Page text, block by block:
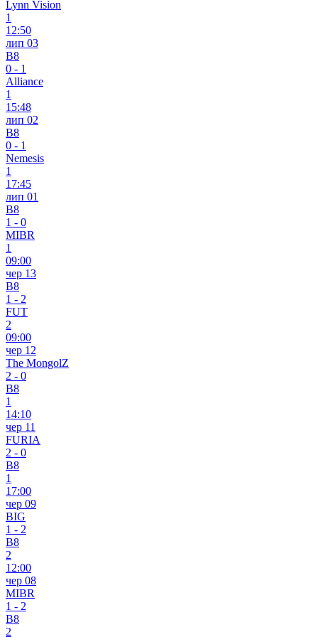
Lynn Vision
1
12:50
лип 03
B8
0 - 1
Alliance
1
15:48
лип 02
B8
0 - 1
Nemesis
1
17:45
лип 01
B8
1 - 0
MIBR
1
09:00
чер 13
B8
1 - 2
FUT
2
09:00
чер 12
The MongolZ
2 - 0
B8
1
14:10
чер 11
FURIA
2 - 0
B8
1
17:00
чер 09
BIG
1 - 2
B8
2
12:00
чер 08
MIBR
1 - 2
B8
2